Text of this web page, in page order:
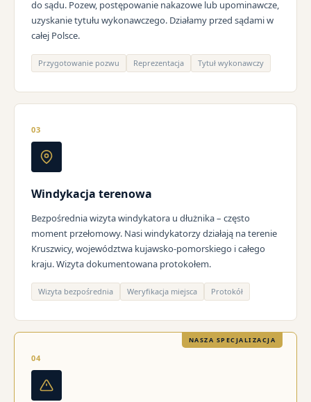
do sądu. Pozew, postępowanie nakazowe lub upominawcze,
uzyskanie tytułu wykonawczego. Działamy przed sądami w
całej Polsce.
Przygotowanie pozwu Reprezentacja Tytuł wykonawczy
03
Windykacja terenowa
Bezpośrednia wizyta windykatora u dłużnika – często
moment przełomowy. Nasi windykatorzy działają na terenie
Kruszwicy, województwa kujawsko-pomorskiego i całego
kraju. Wizyta dokumentowana protokołem.
Wizyta bezpośrednia Weryfikacja miejsca Protokół
NASZA SPECJALIZACJA
04